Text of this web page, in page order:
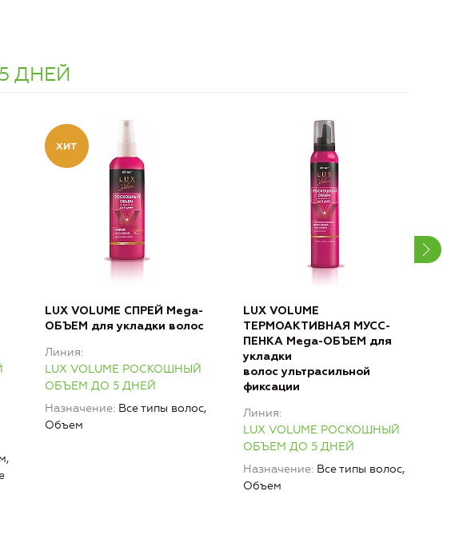
ДНЕЙ
LUX VOLUME СПРЕЙ Mega-
ОБЪЕМ для укладки волос
Линия
LUX VOLUME РОСКОШНЫЙ
ОБЪЕМ ДО 5 ДНЕЙ
Назначение Все типы волос,
Объем
LUX VOLUME
ТЕРМОАКТИВНАЯ МУСС-
ПЕНКА Mega-ОБЪЕМ для
укладки
волос ультрасильной
фиксации
Линия
LUX VOLUME РОСКОШНЫЙ
ОБЪЕМ ДО 5 ДНЕЙ
Назначение Все типы волос,
Объем